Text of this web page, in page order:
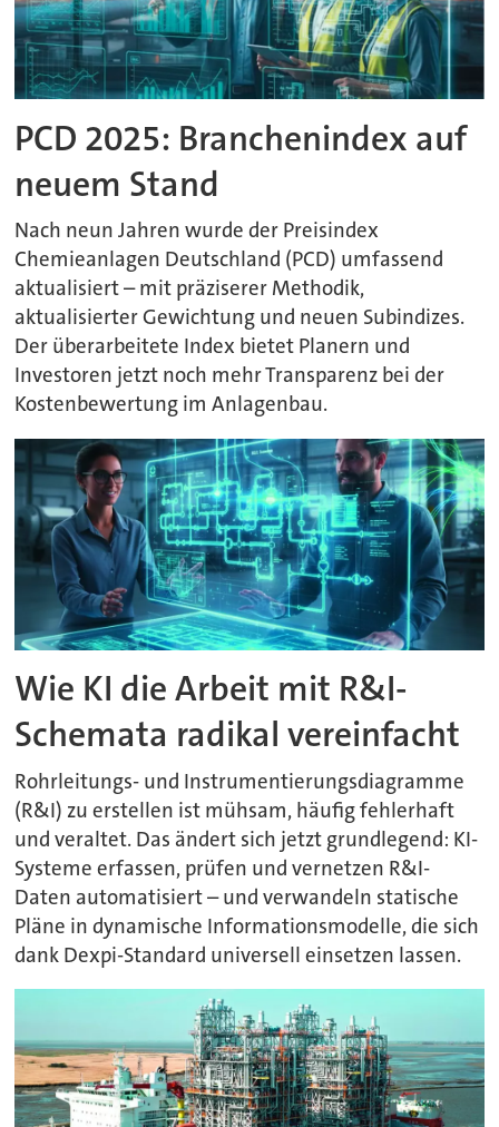
PCD 2025: Branchenindex auf
neuem Stand
Nach neun Jahren wurde der Preisindex
Chemieanlagen Deutschland (PCD) umfassend
aktualisiert – mit präziserer Methodik,
aktualisierter Gewichtung und neuen Subindizes.
Der überarbeitete Index bietet Planern und
Investoren jetzt noch mehr Transparenz bei der
Kostenbewertung im Anlagenbau.
Wie KI die Arbeit mit R&I-
Schemata radikal vereinfacht
Rohrleitungs- und Instrumentierungsdiagramme
(R&I) zu erstellen ist mühsam, häufig fehlerhaft
und veraltet. Das ändert sich jetzt grundlegend: KI-
Systeme erfassen, prüfen und vernetzen R&I-
Daten automatisiert – und verwandeln statische
Pläne in dynamische Informationsmodelle, die sich
dank Dexpi-Standard universell einsetzen lassen.